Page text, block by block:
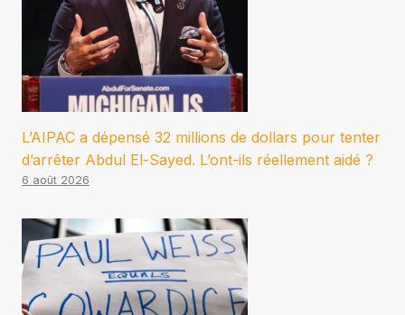
L’AIPAC a dépensé 32 millions de dollars pour tenter
d’arrêter Abdul El-Sayed. L’ont-ils réellement aidé ?
6 août 2026